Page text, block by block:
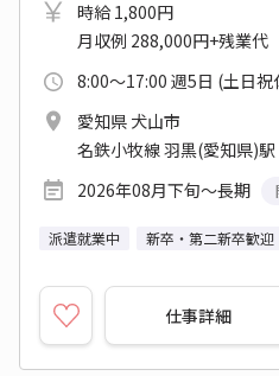
時給 1,800円
月収例 288,000円+残業代
8:00～17:00 週5日 (土日祝
愛知県 犬山市
名鉄小牧線 羽黒(愛知県)駅
2026年08月下旬～長期
派遣就業中 新卒・第二新卒歓迎
仕事詳細